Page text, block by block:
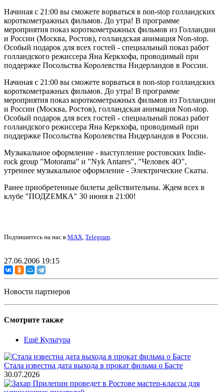
Начиная с 21:00 вы сможете ворваться в non-stop голландских
короткометражных фильмов. До утра! В программе
мероприятия показ короткометражных фильмов из Голландии
и России (Москва, Ростов), голландская анимация Non-stop.
Особый подарок для всех гостей - специальный показ работ
голландского режиссера Яна Керкхофа, проводимый при
поддержке Посольства Королевства Нидерландов в России.
Начиная с 21:00 вы сможете ворваться в non-stop голландских
короткометражных фильмов. До утра! В программе
мероприятия показ короткометражных фильмов из Голландии
и России (Москва, Ростов), голландская анимация Non-stop.
Особый подарок для всех гостей - специальный показ работ
голландского режиссера Яна Керкхофа, проводимый при
поддержке Посольства Королевства Нидерландов в России.
Музыкальное оформление - выступление ростовских Indie-
rock group "Motorama" и "Nyk Antares", "Человек 4О",
утреннее музыкальное оформление - Электрические Скаты.
Ранее приобретенные билеты действительны. Ждем всех в
клубе "ПОДZЕМКА" 30 июня в 21:00!
Подпишитесь на нас в MAX, Telegram.
27.06.2006 19:15
Новости партнеров
Смотрите также
Ещё Культура
Стала известна дата выхода в прокат фильма о Басте
30.07.2026